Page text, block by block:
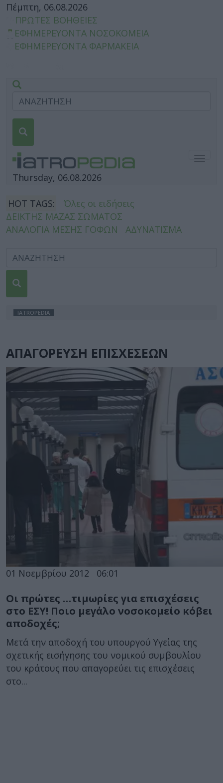
Πέμπτη, 06.08.2026
ΠΡΩΤΕΣ ΒΟΗΘΕΙΕΣ
ΕΦΗΜΕΡΕΥΟΝΤΑ ΝΟΣΟΚΟΜΕΙΑ
ΕΦΗΜΕΡΕΥΟΝΤΑ ΦΑΡΜΑΚΕΙΑ
Thursday, 06.08.2026
HOT TAGS:
Όλες οι ειδήσεις
ΔΕΙΚΤΗΣ ΜΑΖΑΣ ΣΩΜΑΤΟΣ
ΑΝΑΛΟΓΙΑ ΜΕΣΗΣ ΓΟΦΩΝ
ΑΔΥΝΑΤΙΣΜΑ
IATROPEDIA
ΑΠΑΓΟΡΕΥΣΗ ΕΠΙΣΧΕΣΕΩΝ
01 Νοεμβρίου 2012 06:01
Οι πρώτες …τιμωρίες για επισχέσεις
στο ΕΣΥ! Ποιο μεγάλο νοσοκομείο κόβει
αποδοχές;
Μετά την αποδοχή του υπουργού Υγείας της
σχετικής εισήγησης του νομικού συμβουλίου
του κράτους που απαγορεύει τις επισχέσεις
στο...